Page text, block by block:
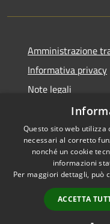
Amministrazione
Informativa privacy
Note legali
Dichiarazione di
RSS
Accessibilità
Questo sito web
necessari al corretto
nonché un cookie
informazioni
Per maggiori dettagli, può
ACCETTA